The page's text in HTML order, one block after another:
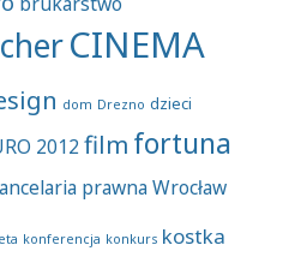
CINEMA
dom Drezno dzieci
2012film fortuna
prawna Wrocław
konferencja konkurs kostka